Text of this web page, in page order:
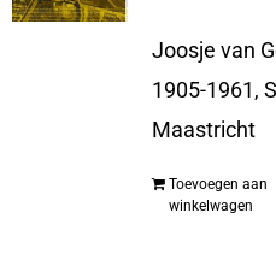
Joosje van
1905-1961,
Maastricht
Toevoegen aan
winkelwagen